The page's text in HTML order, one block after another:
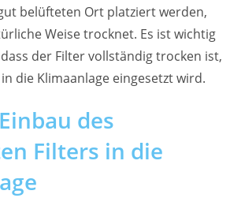
belüfteten Ort platziert werden,
Weise trocknet. Es ist wichtig
der Filter vollständig trocken ist,
die Klimaanlage eingesetzt wird.
des
Filters in die